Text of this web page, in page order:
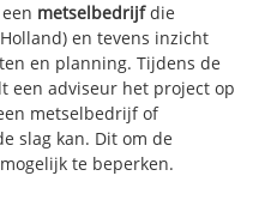
metselbedrijfdie
en tevens inzicht
en planning. Tijdens de
een adviseur het project op
metselbedrijf of
slag kan. Dit om de
te beperken.